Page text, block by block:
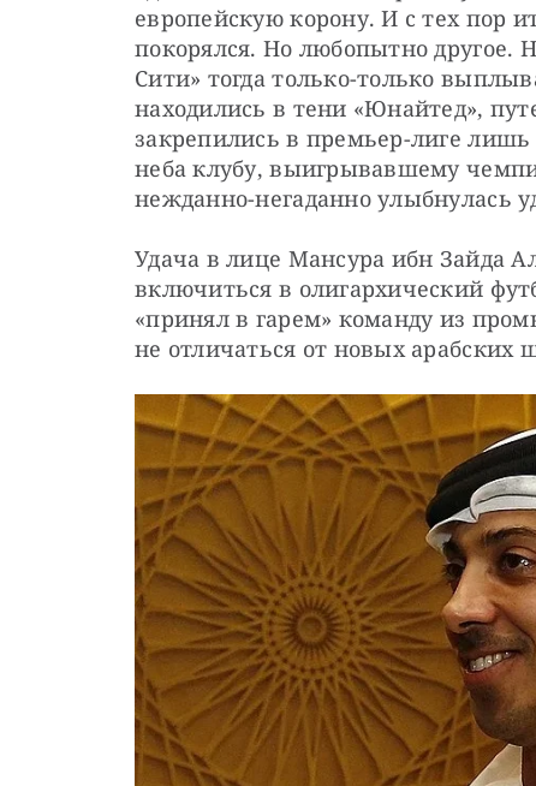
европейскую корону. И с тех пор
покорялся. Но любопытно
Сити» тогда только-только
находились в тени «Юнайтед»,
закрепились в премьер-лиге лишь
неба клубу, выигрывавшему
нежданно-негаданно улыбнулась
Удача в лице Мансура ибн Зайда
включиться в олигархический
«принял в гарем» команду из
не отличаться от новых арабских